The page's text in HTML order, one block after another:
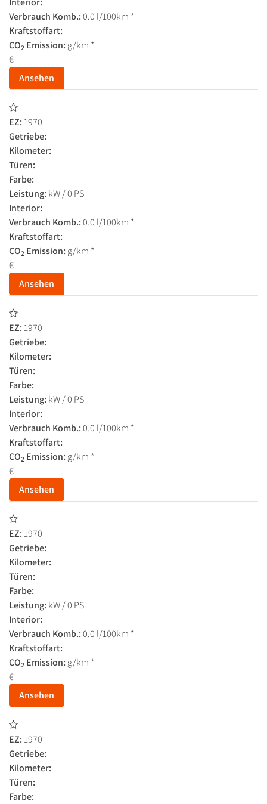
Verbrauch Komb.:0.0 l/100km *
Kraftstoffart:
CO2 Emission: g/km *
€
Ansehen
EZ: 1970
Getriebe:
Kilometer:
Türen:
Farbe:
Leistung: kW / 0 PS
Interior:
Verbrauch Komb.:0.0 l/100km *
Kraftstoffart:
CO2 Emission: g/km *
€
Ansehen
EZ: 1970
Getriebe:
Kilometer:
Türen:
Farbe:
Leistung: kW / 0 PS
Interior:
Verbrauch Komb.:0.0 l/100km *
Kraftstoffart:
CO2 Emission: g/km *
€
Ansehen
EZ: 1970
Getriebe:
Kilometer:
Türen:
Farbe:
Leistung: kW / 0 PS
Interior:
Verbrauch Komb.:0.0 l/100km *
Kraftstoffart:
CO2 Emission: g/km *
€
Ansehen
EZ: 1970
Getriebe:
Kilometer:
Türen:
Farbe: